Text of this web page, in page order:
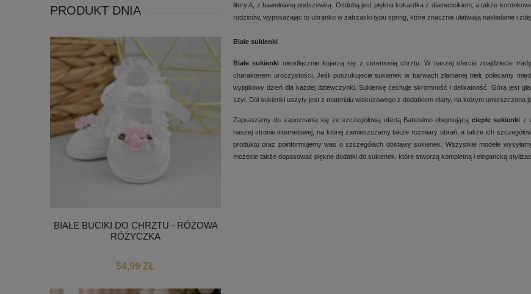
PRODUKT DNIA
BIAŁE BUCIKI DO CHRZTU - RÓŻOWA
RÓŻYCZKA
54,99 ZŁ
litery A, z bawełnianą podszewką. Ozdobą jest piękna kokardka z diamencikiem, a także
rodziców, wyposażając to ubranko w zatrzaski typu spring, które znacznie ułatwiają nakładanie i
Białe sukienki
Białe sukienki nieodłącznie kojarzą się z ceremonią chrztu. W naszej ofercie znajdziecie
charakterem uroczystości. Jeśli poszukujecie sukienek w barwach złamanej bieli, polecamy
wyjątkowy dzień dla każdej dziewczynki. Sukienkę cechuje skromność i delikatność. Góra jest
szyi. Dół sukienki uszyty jest z materiału wiskozowego z dodatkiem elany, na którym
Zapraszamy do zapoznania się ze szczegółową ofertą Battesimo obejmującą ciepłe sukienki z
naszej stronie internetowej, na której zamieszczamy także rozmiary ubrań, a także ich
produktu oraz poinformujemy was o szczegółach dostawy sukienek. Wszystkie modele
możecie także dopasować piękne dodatki do sukienek, które stworzą kompletną i elegancką